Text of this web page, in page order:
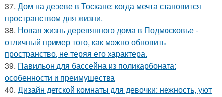
37. Дом на дереве в Тоскане: когда мечта становится
пространством для жизни.
38. Новая жизнь деревянного дома в Подмосковье -
отличный пример того, как можно обновить
пространство, не теряя его характера.
39. Павильон для бассейна из поликарбоната:
особенности и преимущества
40. Дизайн детской комнаты для девочки: нежность, уют